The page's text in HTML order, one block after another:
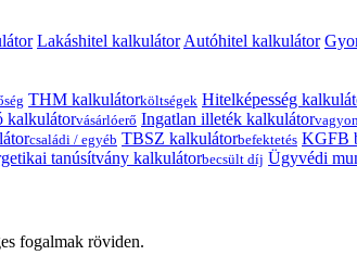
Lakáshitel kalkulátor Autóhitel kalkulátor
THM kalkulátorköltségek Hitelképesség
kalkulátorvásárlóerő Ingatlan illeték kalkulátor
családi / egyéb TBSZ kalkulátorbefektetés KGFB
tanúsítvány kalkulátorbecsült díj Ügyvédi
fogalmak röviden.